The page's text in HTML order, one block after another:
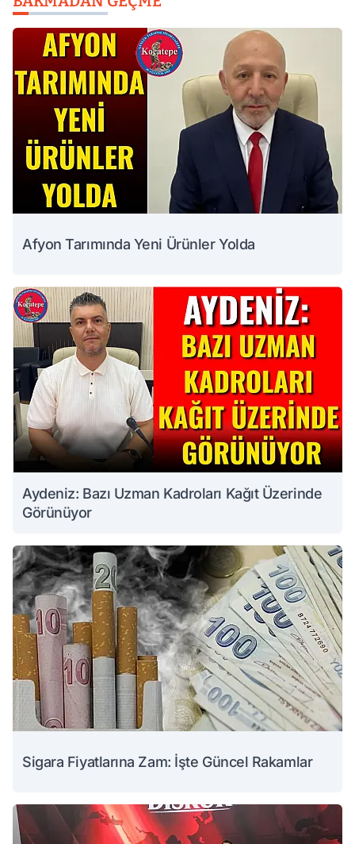
Afyon Tarımında Yeni Ürünler Yolda
Aydeniz: Bazı Uzman Kadroları Kağıt Üzerinde
Görünüyor
Sigara Fiyatlarına Zam: İşte Güncel Rakamlar